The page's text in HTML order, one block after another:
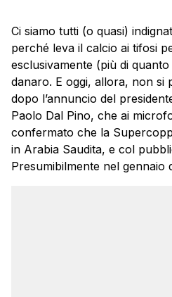
Ci siamo tutti (o quasi)
perché leva il calcio ai tifosi
esclusivamente (più di
danaro. E oggi, allora, non si
dopo l’annuncio del
Paolo Dal Pino, che ai
confermato che la
in Arabia Saudita, e col
Presumibilmente nel gennaio